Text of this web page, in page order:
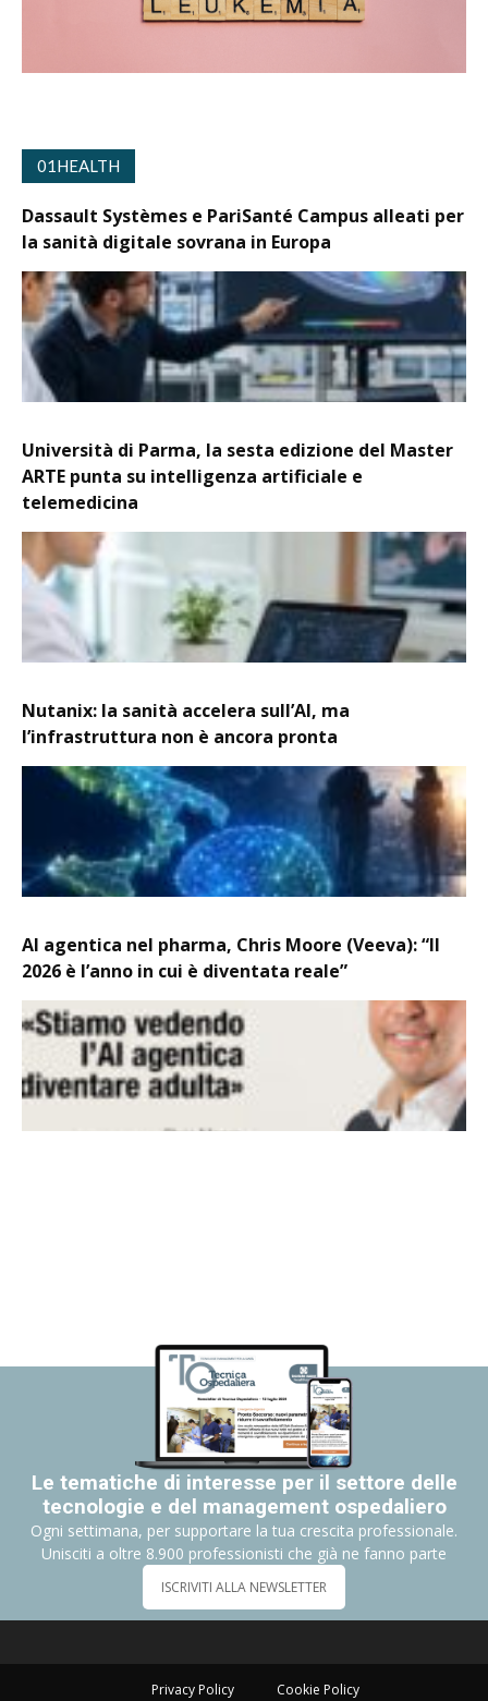
01HEALTH
Dassault Systèmes e PariSanté Campus alleati per
la sanità digitale sovrana in Europa
Università di Parma, la sesta edizione del Master
ARTE punta su intelligenza artificiale e
telemedicina
Nutanix: la sanità accelera sull’AI, ma
l’infrastruttura non è ancora pronta
AI agentica nel pharma, Chris Moore (Veeva): “Il
2026 è l’anno in cui è diventata reale”
Le tematiche di interesse per il settore delle
tecnologie e del management ospedaliero
Ogni settimana, per supportare la tua crescita professionale.
Unisciti a oltre 8.900 professionisti che già ne fanno parte
ISCRIVITI ALLA NEWSLETTER
Privacy Policy Cookie Policy